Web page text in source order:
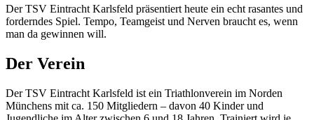
Der TSV Eintracht Karlsfeld präsentiert heute ein echt rasantes und
forderndes Spiel. Tempo, Teamgeist und Nerven braucht es, wenn
man da gewinnen will.
Der Verein
Der TSV Eintracht Karlsfeld ist ein Triathlonverein im Norden
Münchens mit ca. 150 Mitgliedern – davon 40 Kinder und